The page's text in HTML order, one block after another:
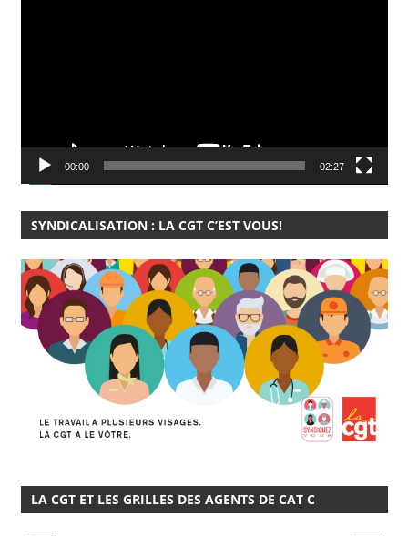
00:00 02:27
SYNDICALISATION : LA CGT C’EST VOUS!
LA CGT ET LES GRILLES DES AGENTS DE CAT C